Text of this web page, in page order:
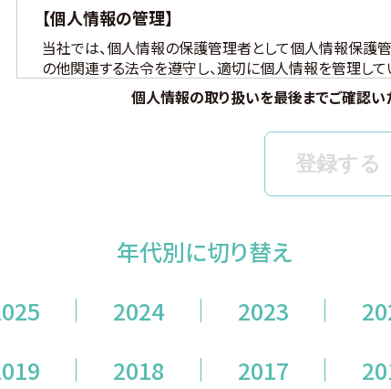
【個人情報の管理】
当社では、個人情報の保護管理者として個人情報保護
の他関連する法令を遵守し、適切に個人情報を管理して
【個人情報の取得と利用目的】
当社は、以下の場合に個人情報を取得、および利用いたし
(ア) モニター試験に参加頂く方の個人情報について
③ モニター試験参加者への条件確認、連絡
⑤ モニター様からのお問い合わせ・ご要望への対応
⑥ アンケートによる調査
できないように配慮いたします）
個人情報の取り扱いを最後までご確認い
年代別に切り替え
2024 2023
2018 2017